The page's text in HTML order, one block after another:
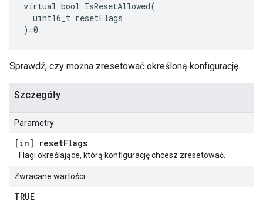
virtual bool IsResetAllowed(
  uint16_t resetFlags
)=0
Sprawdź, czy można zresetować określoną konfigurację.
Szczegóły
Parametry
[in] resetFlags
Flagi określające, którą konfigurację chcesz zresetować.
Zwracane wartości
TRUE